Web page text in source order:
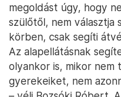
megoldást úgy, hogy
szülőtől, nem választja
körben, csak segíti
Az alapellátásnak
olyankor is, mikor nem
gyerekeiket, nem